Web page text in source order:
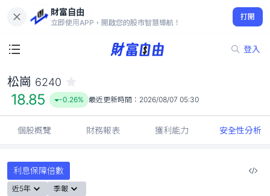
財富自由
立即使用APP，開啟您的股市智慧導航！
打開
登入
18.85
-0.26%
松崗 6240
18.85 -0.26% 最近更新時間： 2026/08/07 05:30
個股概覽 財務報表 獲利能力 安全性分析
利息保障倍數
近5年 季報